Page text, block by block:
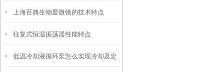
上海百典生物显微镜的技术特点
往复式恒温振荡器性能特点
低温冷却液循环泵怎么实现冷却及定